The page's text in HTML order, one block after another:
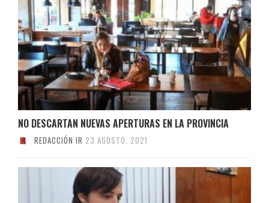
NO DESCARTAN NUEVAS APERTURAS EN LA PROVINCIA
REDACCIÓN IR 23 AGOSTO, 2021